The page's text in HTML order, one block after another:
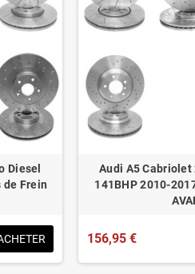
Diesel
de Frein
Audi A5 Cabriolet
141BHP 2010-
156,95 €